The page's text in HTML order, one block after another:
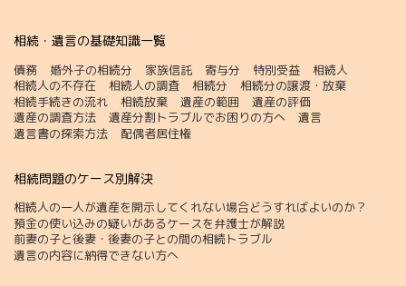
相続・遺言の基礎知識一覧
債務 婚外子の相続分 家族信託 寄与分 特別受益
相続人
相続人の不存在
相続人の調査 相続分
相続分の譲渡・放棄
相続手続きの流れ
相続放棄 遺産の範囲
遺産の評価
遺産の調査方法
遺産分割トラブルでお困りの方へ
遺言
遺言書の探索方法
配偶者居住権
相続問題のケース別解決
相続人の一人が遺産を開示してくれない場合どうすればよいのか？
預金の使い込みの疑いがあるケースを弁護士が解説
前妻の子と後妻・後妻の子との間の相続トラブル
遺言の内容に納得できない方へ